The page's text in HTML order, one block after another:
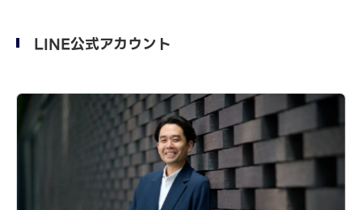
LINE公式アカウント